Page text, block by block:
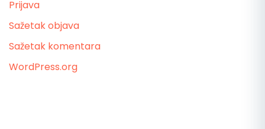
Prijava
Sažetak objava
Sažetak komentara
WordPress.org